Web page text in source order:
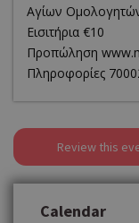
Αγίων
Εισιτήρια €10
Προπώληση
Πληροφορίες
Review this
Calendar